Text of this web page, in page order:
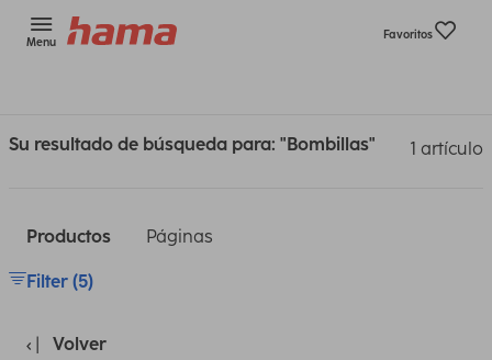
Menu
Favoritos
Su resultado de búsqueda para: "Bombillas" 1 artículo
Productos Páginas
Filter (5)
Volver